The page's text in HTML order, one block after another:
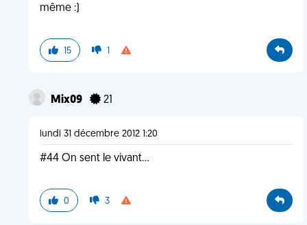
même :)
15 1
Mix09 21
lundi 31 décembre 2012 1:20
#44 On sent le vivant...
0 3